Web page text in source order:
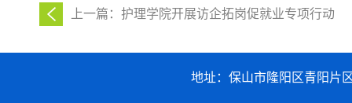
上一篇：护理学院开展访企拓岗促就业专项行动
地址：保山市隆阳区青阳片